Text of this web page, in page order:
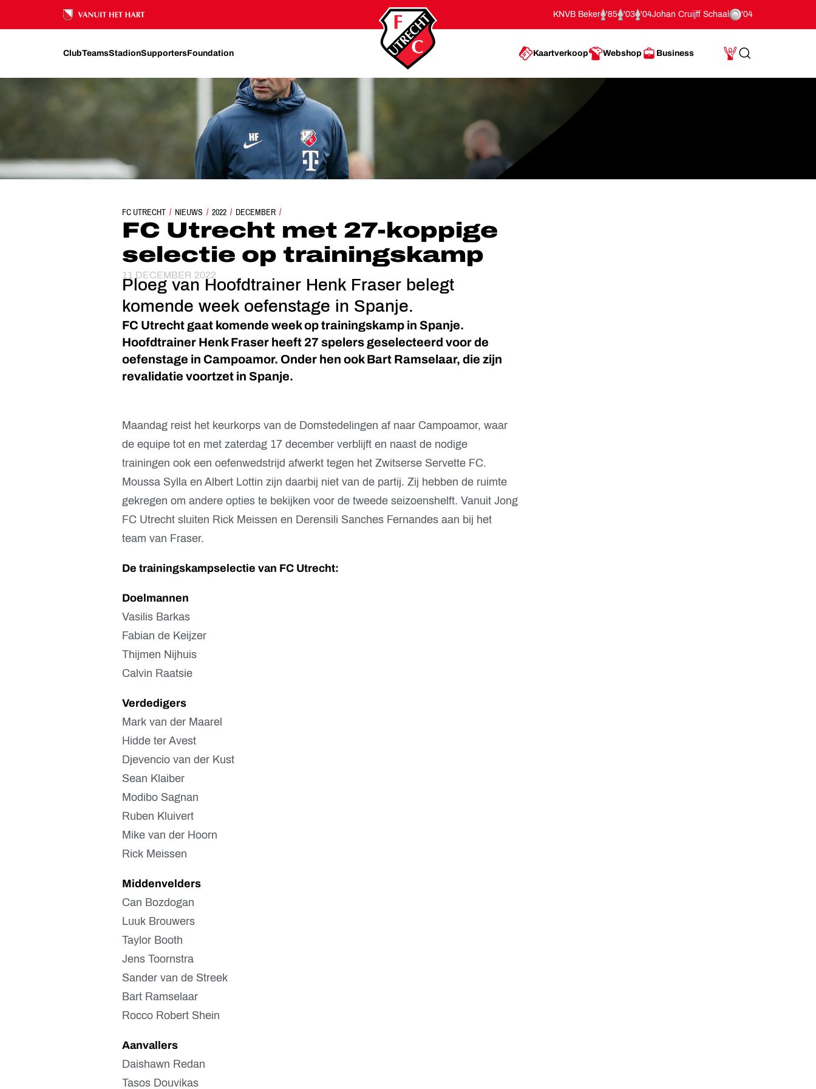
Ons nalatenschap
KNVB Beker '85 '03 '04Johan Cruijff Schaal '04
ClubTeamsStadionSupportersFoundation Kaartverkoop Webshop Business
Mijn Account
Search
FC UTRECHT NIEUWS 2022 DECEMBER
FC UTRECHT MET 27-KOPPIGE SELECTIE OP TRAININGSKAMP
FC Utrecht met 27-koppige
selectie op trainingskamp
11 DECEMBER 2022
Ploeg van Hoofdtrainer Henk Fraser belegt
komende week oefenstage in Spanje.
FC Utrecht gaat komende week op trainingskamp in Spanje.
Hoofdtrainer Henk Fraser heeft 27 spelers geselecteerd voor de
oefenstage in Campoamor. Onder hen ook Bart Ramselaar, die zijn
revalidatie voortzet in Spanje.
Maandag reist het keurkorps van de Domstedelingen af naar Campoamor, waar
de equipe tot en met zaterdag 17 december verblijft en naast de nodige
trainingen ook een oefenwedstrijd afwerkt tegen het Zwitserse Servette FC.
Moussa Sylla en Albert Lottin zijn daarbij niet van de partij. Zij hebben de ruimte
gekregen om andere opties te bekijken voor de tweede seizoenshelft. Vanuit Jong
FC Utrecht sluiten Rick Meissen en Derensili Sanches Fernandes aan bij het
team van Fraser.
De trainingskampselectie van FC Utrecht:
Doelmannen
Vasilis Barkas
Fabian de Keijzer
Thijmen Nijhuis
Calvin Raatsie
Verdedigers
Mark van der Maarel
Hidde ter Avest
Djevencio van der Kust
Sean Klaiber
Modibo Sagnan
Ruben Kluivert
Mike van der Hoorn
Rick Meissen
Middenvelders
Can Bozdogan
Luuk Brouwers
Taylor Booth
Jens Toornstra
Sander van de Streek
Bart Ramselaar
Rocco Robert Shein
Aanvallers
Daishawn Redan
Tasos Douvikas